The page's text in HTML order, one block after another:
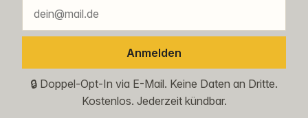
Anmelden
🔒 Doppel-Opt-In via E-Mail. Keine Daten an Dritte.
Kostenlos. Jederzeit kündbar.